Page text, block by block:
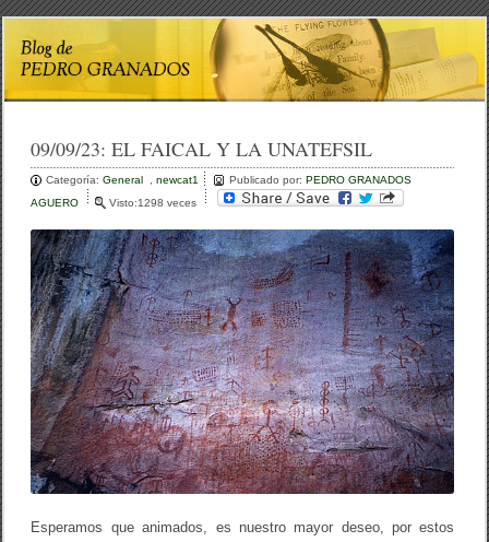
09/09/23:EL FAICAL Y LA UNATEFSIL
Categoría:General ,newcat1 Publicado por:PEDRO GRANADOS
AGUERO
Visto:1298 veces
Esperamos que animados, es nuestro mayor deseo, por estos